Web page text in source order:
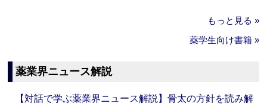
もっと見る »
薬学生向け書籍 »
薬業界ニュース解説
【対話で学ぶ薬業界ニュース解説】骨太の方針を読み解